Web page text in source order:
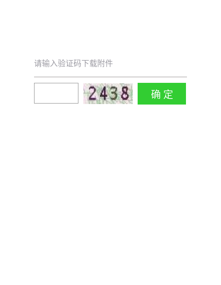
请输入验证码下载附件